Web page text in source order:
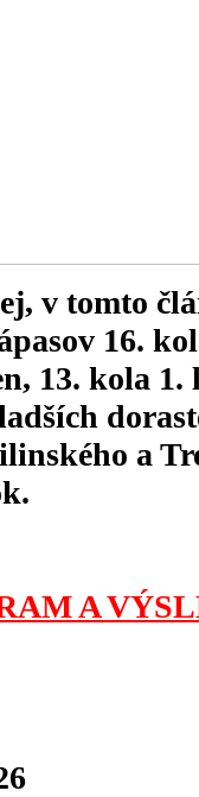
v tomto
16.
13. kola 1.
a
A